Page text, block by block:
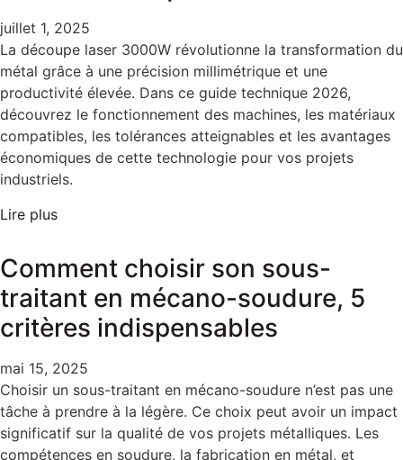
juillet 1, 2025
La découpe laser 3000W révolutionne la transformation du
métal grâce à une précision millimétrique et une
productivité élevée. Dans ce guide technique 2026,
découvrez le fonctionnement des machines, les matériaux
compatibles, les tolérances atteignables et les avantages
économiques de cette technologie pour vos projets
industriels.
Lire plus
Comment choisir son sous-
traitant en mécano-soudure, 5
critères indispensables
mai 15, 2025
Choisir un sous-traitant en mécano-soudure n’est pas une
tâche à prendre à la légère. Ce choix peut avoir un impact
significatif sur la qualité de vos projets métalliques. Les
compétences en soudure, la fabrication en métal, et